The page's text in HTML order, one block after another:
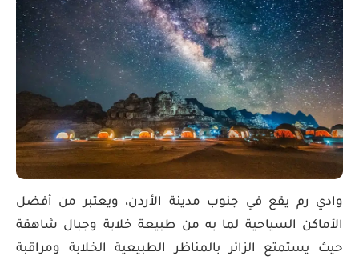
وادي رم يقع في جنوب مدينة الأردن، ويعتبر من أفضل
الأماكن السياحية لما به من طبيعة خلابة وجبال شاهقة
حيث يستمتع الزائر بالمناظر الطبيعية الخلابة ومراقبة